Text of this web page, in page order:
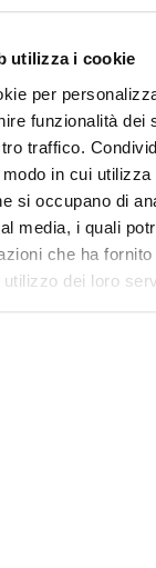
utilizza i cookie
per
funzionalità dei
traffico.
in cui
si occupano di
media, i quali
che ha
dei loro
formulari e
per gli
di verificarle
sistema